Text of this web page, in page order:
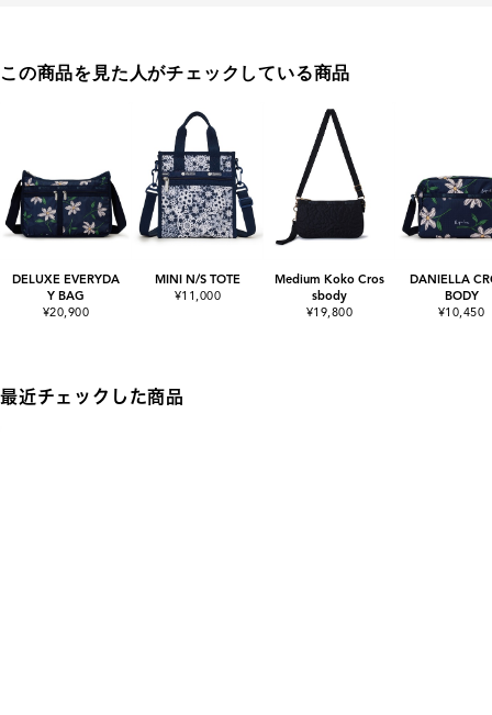
この商品を見た人がチェックしている商品
DELUXE EVERYDA
Y BAG
¥20,900
MINI N/S TOTE
¥11,000
Medium Koko Cros
sbody
¥19,800
DANIELLA
BODY
¥10,450
最近チェックした商品